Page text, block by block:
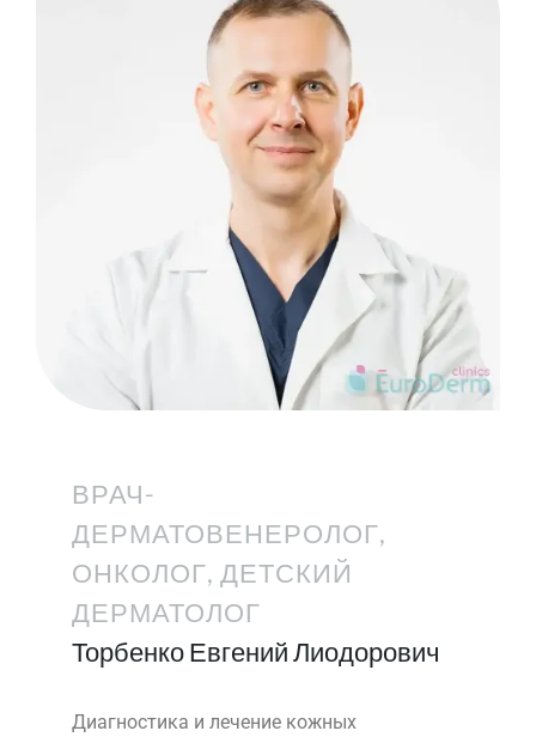
ВРАЧ-
ДЕРМАТОВЕНЕРОЛОГ,
ОНКОЛОГ, ДЕТСКИЙ
ДЕРМАТОЛОГ
Торбенко Евгений Лиодорович
Диагностика и лечение кожных